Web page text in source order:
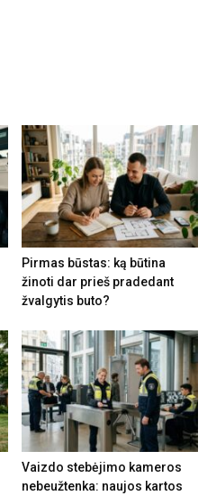
Pirmas būstas: ką būtina
žinoti dar prieš pradedant
žvalgytis buto?
Vaizdo stebėjimo kameros
nebeužtenka: naujos kartos